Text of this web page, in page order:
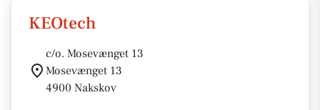
KEOtech
c/o. Mosevænget 13
Mosevænget 13
4900 Nakskov